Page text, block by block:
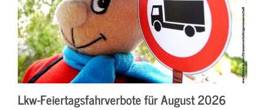
Lkw-Feiertagsfahrverbote für August 2026